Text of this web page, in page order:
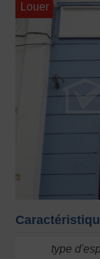
Louer
type